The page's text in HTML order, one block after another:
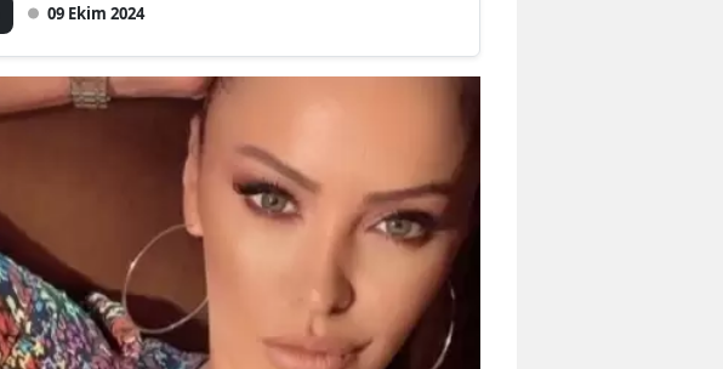
09 Ekim 2024